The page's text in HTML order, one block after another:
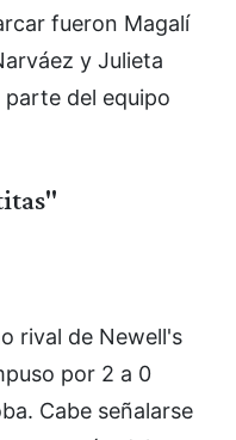
fueron Magalí
y Julieta
del equipo
rival de Newell's
por 2 a 0
Cabe señalarse